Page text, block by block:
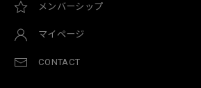
メンバーシップ
マイページ
CONTACT